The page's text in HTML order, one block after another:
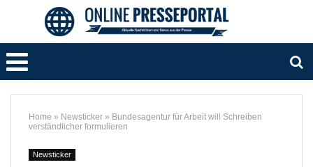
Home » Newsticker » Bundesagentur für Arbeit will Schreiben
verständlicher formulieren
Newsticker